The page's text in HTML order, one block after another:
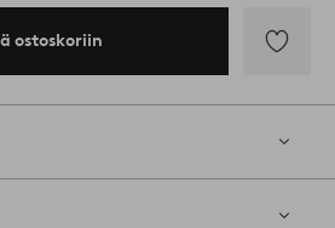
ostoskoriin